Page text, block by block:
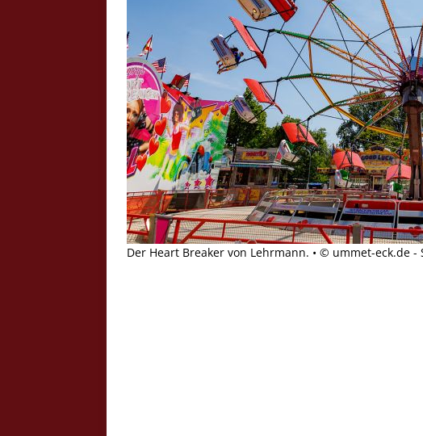
Der Heart Breaker von Lehrmann. • © ummet-eck.de -
Crazy Outback (Kollmann) - Laufgeschäft -
Schau Dir hier Bilder vom Laufgeschäft "Crazy
Outback" an.
Zur